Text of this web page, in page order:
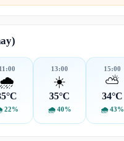
11:00
🌧️
22%
13:00
☀️
35°C
🌧 40%
15:00
⛅
34°C
🌧 43%